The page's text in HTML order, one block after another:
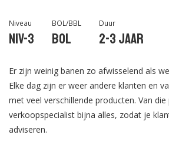
Niveau
Niv-3
BOL/BBL
BOL
Duur
2-3 jaar
Er zijn weinig banen zo afwisselend als
Elke dag zijn er weer andere klanten en
met veel verschillende producten. Van
verkoopspecialist bijna alles, zodat je
adviseren.